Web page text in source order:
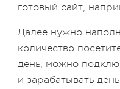
готовый сайт,
Далее нужно
количество
день, можно
и зарабатывать